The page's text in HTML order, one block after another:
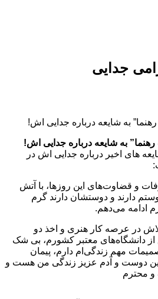
جدایی
به شایعه درباره جدایی اش!
به شایعه درباره جدایی اش!
های اخیر درباره جدایی اش در
و قضاوت‌های این روزها، با آتش
دارند و دوستشان دارند گرم
ادامه می‌دهم.
در عرصه کار هنری و اخذ دو
دانشگاه‌های معتبر کشورم، بی شک
مهم زندگی‌ام دارم، پیمان
دوست و آدم عزیز زندگی من هست و
و محترم